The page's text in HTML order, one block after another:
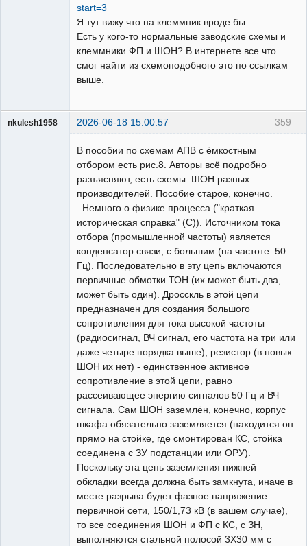
start=3
Я тут вижу что на клеммник вроде бы.
Есть у кого-то нормальные заводские схемы и
клеммники ФП и ШОН? В интернете все что
смог найти из схемоподобного это по ссылкам
выше.
359
nkulesh1958 2026-06-18 15:00:57
В пособии по схемам АПВ с ёмкостным
отбором есть рис.8. Авторы всё подробно
разъясняют, есть схемы ШОН разных
производителей. Пособие старое, конечно.
Немного о физике процесса ("краткая
историческая справка" (С)). Источником тока
отбора (промышленной частоты) является
конденсатор связи, с большим (на частоте 50
Гц). Последовательно в эту цепь включаются
первичные обмотки ТОН (их может быть два,
может быть один). Дросскль в этой цепи
предназначен для создания большого
сопротивления для тока высокой частоты
(радиосигнал, ВЧ сигнал, его частота на три или
даже четыре порядка выше), резистор (в новых
ШОН их нет) - единственное активное
сопротивление в этой цепи, равно
рассеивающее энергию сигналов 50 Гц и ВЧ
сигнала. Сам ШОН заземлён, конечно, корпус
шкафа обязательно заземляется (находится он
прямо на стойке, где смонтирован КС, стойка
соединена с ЗУ подстанции или ОРУ).
Поскольку эта цепь заземления нижней
обкладки всегда должна быть замкнута, иначе в
месте разрыва будет фазное напряжение
первичной сети, 150/1,73 кВ (в вашем случае),
то все соединения ШОН и ФП с КС, с ЗН,
выполняются стальной полосой 3Х30 мм с